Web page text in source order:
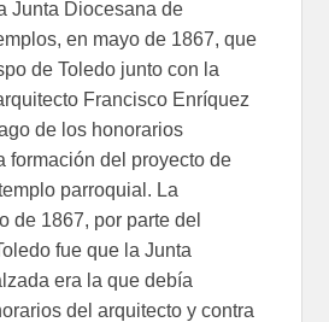
Junta Diocesana de
en mayo de 1867, que
de Toledo junto con la
Francisco Enríquez
de los honorarios
formación del proyecto de
parroquial. La
de 1867, por parte del
fue que la Junta
era la que debía
del arquitecto y contra